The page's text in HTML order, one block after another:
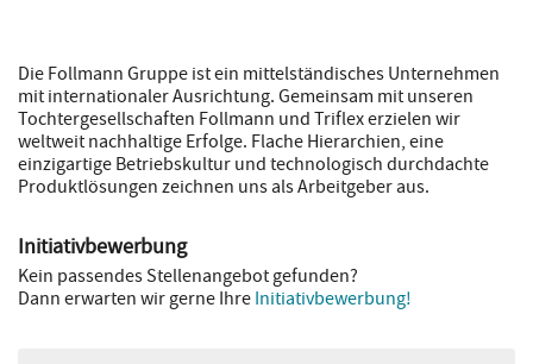
Die Follmann Gruppe ist ein mittelständisches Unternehmen
mit internationaler Ausrichtung. Gemeinsam mit unseren
Tochtergesellschaften Follmann und Triflex erzielen wir
weltweit nachhaltige Erfolge. Flache Hierarchien, eine
einzigartige Betriebskultur und technologisch durchdachte
Produktlösungen zeichnen uns als Arbeitgeber aus.
Initiativbewerbung
Kein passendes Stellenangebot gefunden?
Dann erwarten wir gerne Ihre Initiativbewerbung!